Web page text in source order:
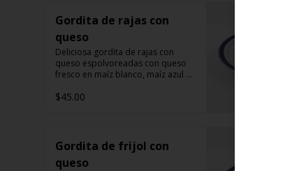
Gordita de rajas con
queso
Deliciosa gordita de rajas con
queso espolvoreadas con queso
fresco en maíz blanco, maíz azul o
$45.00
Gordita de frijol con
queso